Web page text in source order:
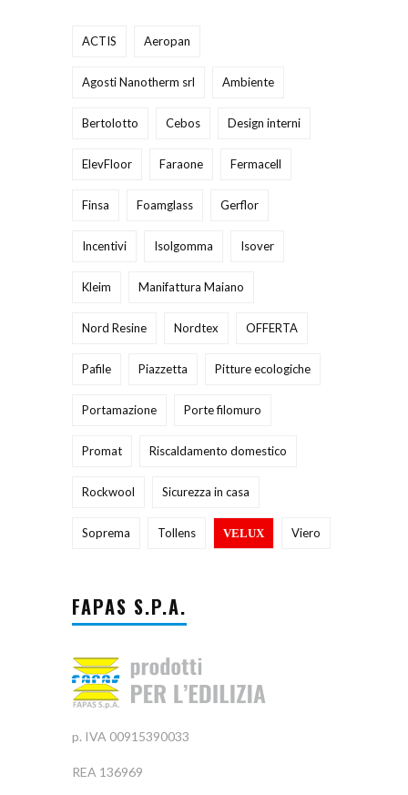
ACTIS Aeropan
Agosti Nanotherm srl Ambiente
Bertolotto Cebos Design interni
ElevFloor Faraone Fermacell
Finsa Foamglass Gerflor
Incentivi Isolgomma Isover
Kleim Manifattura Maiano
Nord Resine Nordtex OFFERTA
Pafile Piazzetta Pitture ecologiche
Portamazione Porte filomuro
Promat Riscaldamento domestico
Rockwool Sicurezza in casa
Soprema Tollens VELUX Viero
FAPAS S.P.A.
p. IVA 00915390033
REA 136969